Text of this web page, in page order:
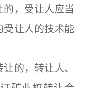
，受让人应当
受让人的技术能
的，转让人、